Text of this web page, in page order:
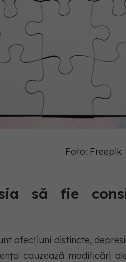
Foto: Freepik
să fie
afecțiuni distincte,
cauzează modificări